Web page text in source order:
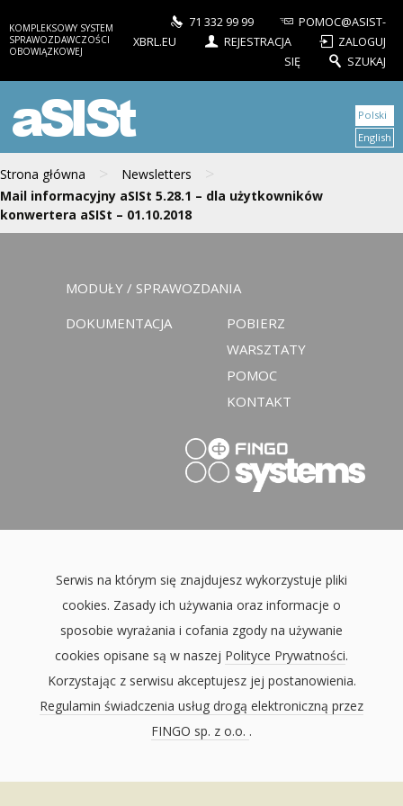
KOMPLEKSOWY SYSTEM
SPRAWOZDAWCZOŚCI
OBOWIĄZKOWEJ
71 332 99 99
POMOC@ASIST-
XBRL.EU
REJESTRACJA
ZALOGUJ
SIĘ
SZUKAJ
aSISt
Strona główna > Newsletters >
Mail informacyjny aSISt 5.28.1 – dla użytkowników
konwertera aSISt – 01.10.2018
Polski
English
MODUŁY / SPRAWOZDANIA
DOKUMENTACJA
POBIERZ
WARSZTATY
POMOC
KONTAKT
Serwis na którym się znajdujesz wykorzystuje pliki
cookies. Zasady ich używania oraz informacje o
sposobie wyrażania i cofania zgody na używanie
cookies opisane są w naszej Polityce Prywatności.
Korzystając z serwisu akceptujesz jej postanowienia.
Regulamin świadczenia usług drogą elektroniczną przez
FINGO sp. z o.o. .